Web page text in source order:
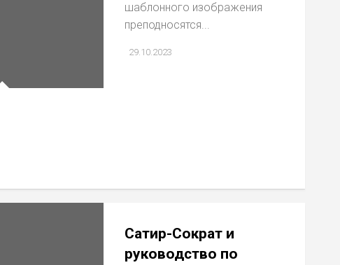
шаблонного изображения
преподносятся...
29.10.2023
Сатир-Сократ и
руководство по